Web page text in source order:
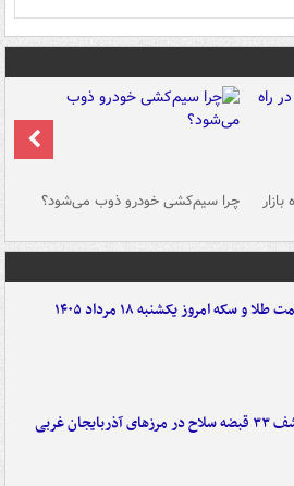
چرا سیم‌کشی خودرو ذوب می‌شود؟
طلا و سکه امروز یکشنبه ۱۸ مرداد ۱۴۰۵
آذربایجان غربی